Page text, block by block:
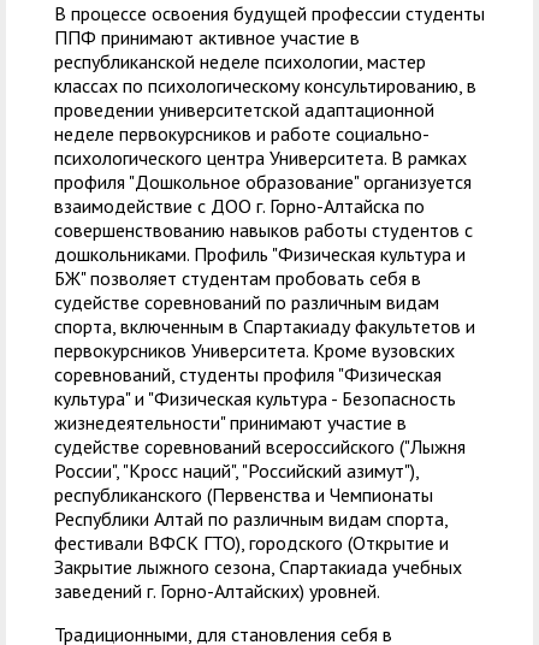
В процессе освоения будущей профессии студенты
ППФ принимают активное участие в
республиканской неделе психологии, мастер
классах по психологическому консультированию, в
проведении университетской адаптационной
неделе первокурсников и работе социально-
психологического центра Университета. В рамках
профиля "Дошкольное образование" организуется
взаимодействие с ДОО г. Горно-Алтайска по
совершенствованию навыков работы студентов с
дошкольниками. Профиль "Физическая культура и
БЖ" позволяет студентам пробовать себя в
судействе соревнований по различным видам
спорта, включенным в Спартакиаду факультетов и
первокурсников Университета. Кроме вузовских
соревнований, студенты профиля "Физическая
культура" и "Физическая культура - Безопасность
жизнедеятельности" принимают участие в
судействе соревнований всероссийского ("Лыжня
России", "Кросс наций", "Российский азимут"),
республиканского (Первенства и Чемпионаты
Республики Алтай по различным видам спорта,
фестивали ВФСК ГТО), городского (Открытие и
Закрытие лыжного сезона, Спартакиада учебных
заведений г. Горно-Алтайских) уровней.
Традиционными, для становления себя в